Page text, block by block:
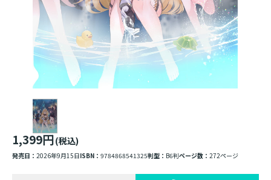
1,399円(税込)
発売日： 2026年9月15日ISBN： 9784868541325判型： B6判ページ数： 272ページ